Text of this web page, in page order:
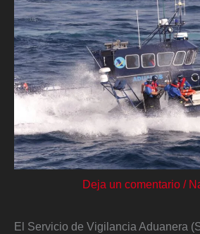
Deja un comentario /
El Servicio de Vigilancia Aduanera